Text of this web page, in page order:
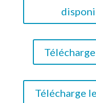
Télécharge